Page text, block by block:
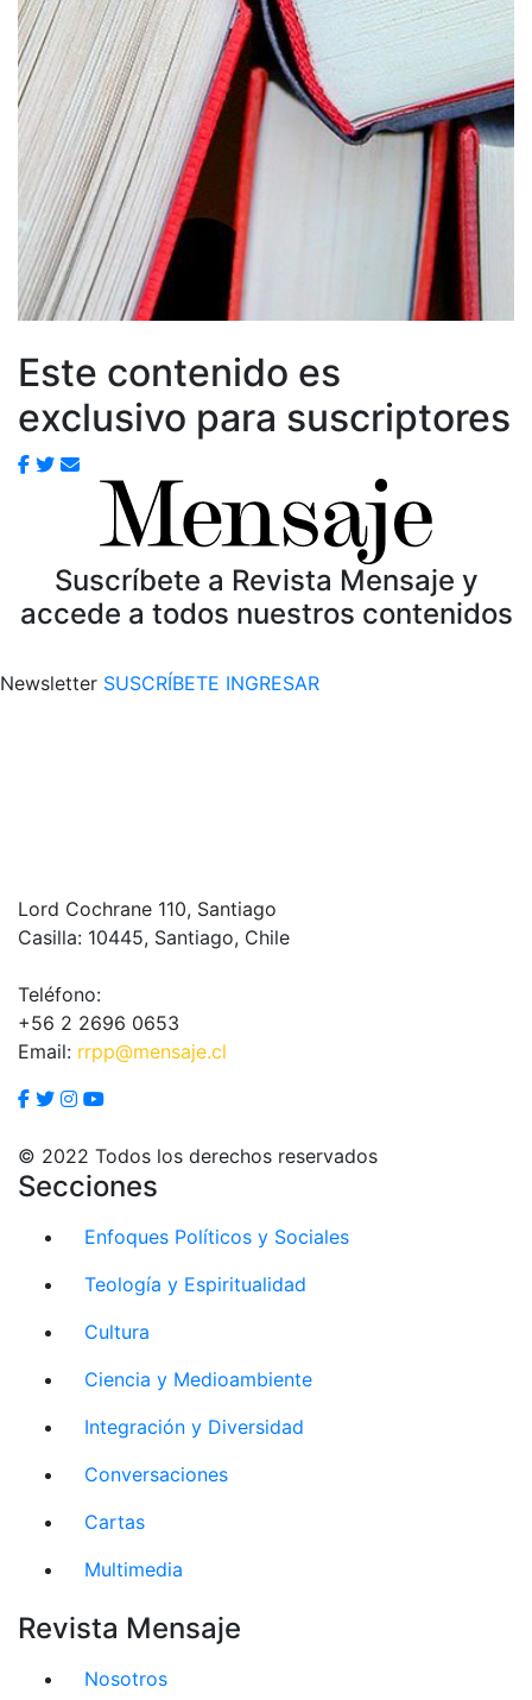
Este contenido es
exclusivo para suscriptores
Suscríbete a Revista Mensaje y
accede a todos nuestros contenidos
Newsletter SUSCRÍBETE INGRESAR
Lord Cochrane 110, Santiago
Casilla: 10445, Santiago, Chile
Teléfono:
+56 2 2696 0653
Email: rrpp@mensaje.cl
© 2022 Todos los derechos reservados
Secciones
Enfoques Políticos y Sociales
Teología y Espiritualidad
Cultura
Ciencia y Medioambiente
Integración y Diversidad
Conversaciones
Cartas
Multimedia
Revista Mensaje
Nosotros